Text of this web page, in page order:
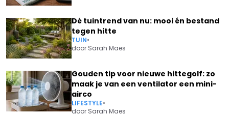
Dé tuintrend van nu: mooi én bestand
tegen hitte
TUIN•
door Sarah Maes
Gouden tip voor nieuwe hittegolf: zo
maak je van een ventilator een mini-
airco
LIFESTYLE•
door Sarah Maes